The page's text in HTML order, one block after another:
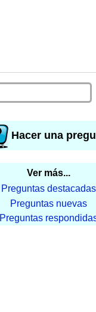
Hacer una
Ver más...
Preguntas destacadas
Preguntas nuevas
Preguntas